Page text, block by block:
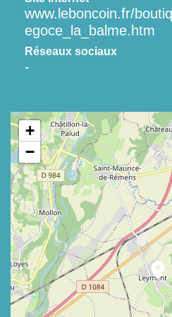
www.leboncoin.fr/
egoce_la_balme.htm
Réseaux sociaux
-
location_on
+
−